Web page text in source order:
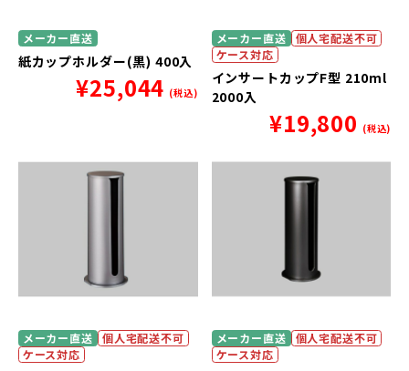
メーカー直送
紙カップホルダー(黒) 400入
¥25,044 (税込)
メーカー直送
個人宅配送不可
ケース対応
インサートカップF型 210ml
2000入
¥19,800 (税込)
メーカー直送
個人宅配送不可
ケース対応
メーカー直送
個人宅配送不可
ケース対応